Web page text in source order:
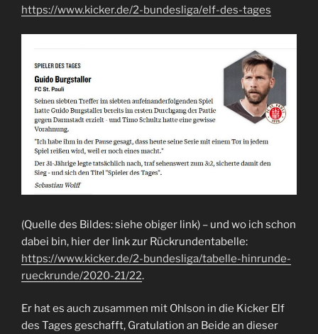
https://www.kicker.de/2-bundesliga/elf-des-tages
(Quelle des Bildes: siehe obiger link) – und wo ich schon
dabei bin, hier der link zur Rückrundentabelle:
https://www.kicker.de/2-bundesliga/tabelle-hinrunde-
rueckrunde/2020-21/22.
Er hat es auch zusammen mit Ohlson in die Kicker Elf
des Tages geschafft, Gratulation an Beide an dieser